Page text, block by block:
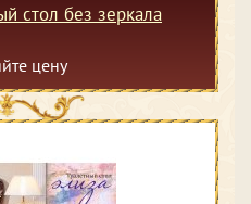
стол без зеркала
цену